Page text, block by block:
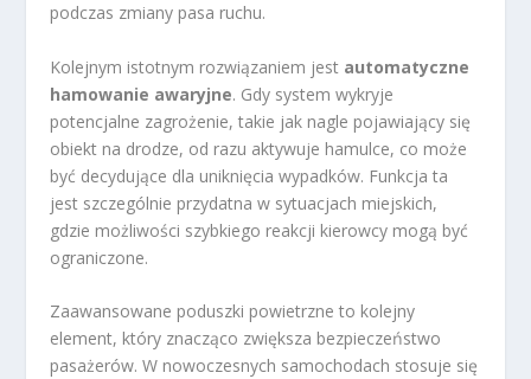
podczas zmiany pasa ruchu.
Kolejnym istotnym rozwiązaniem jest automatyczne
hamowanie awaryjne. Gdy system wykryje
potencjalne zagrożenie, takie jak nagle pojawiający się
obiekt na drodze, od razu aktywuje hamulce, co może
być decydujące dla uniknięcia wypadków. Funkcja ta
jest szczególnie przydatna w sytuacjach miejskich,
gdzie możliwości szybkiego reakcji kierowcy mogą być
ograniczone.
Zaawansowane poduszki powietrzne to kolejny
element, który znacząco zwiększa bezpieczeństwo
pasażerów. W nowoczesnych samochodach stosuje się